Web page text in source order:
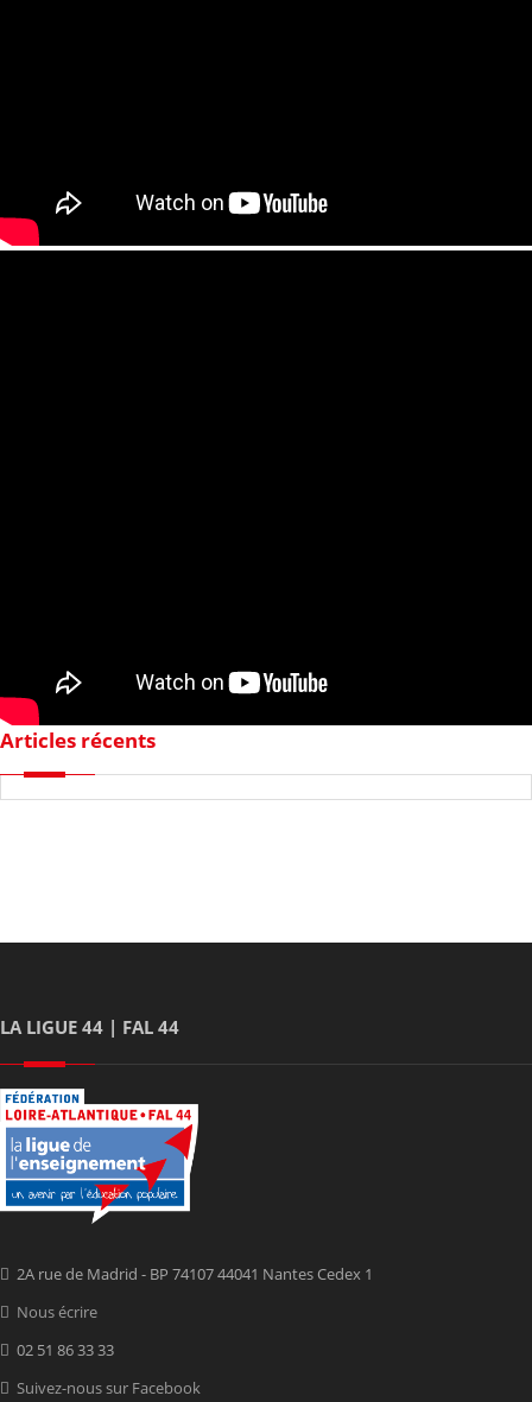
Articles récents
LA LIGUE 44 | FAL 44
2A rue de Madrid - BP 74107 44041 Nantes Cedex 1
Nous écrire
02 51 86 33 33
Suivez-nous sur Facebook